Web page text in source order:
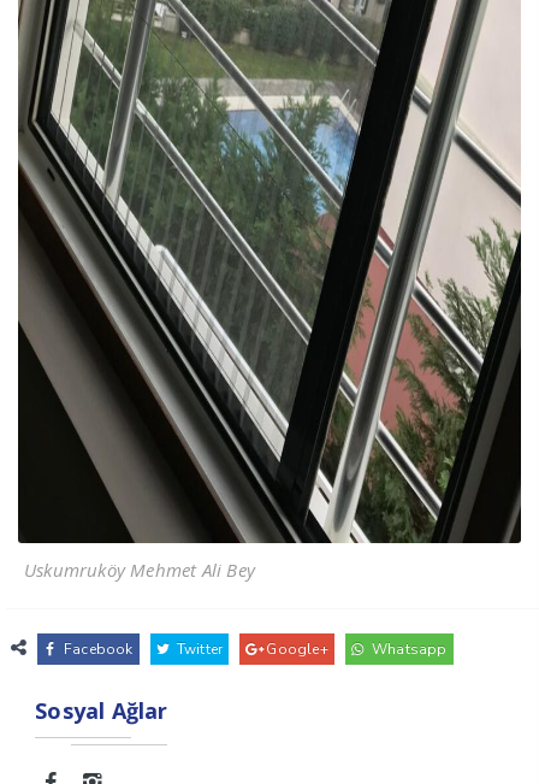
Uskumruköy Mehmet Ali Bey
Facebook Twitter Google+ Whatsapp
Sosyal Ağlar